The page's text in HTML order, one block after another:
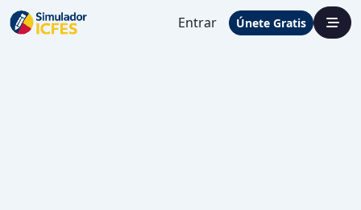
Entrar Únete Gratis